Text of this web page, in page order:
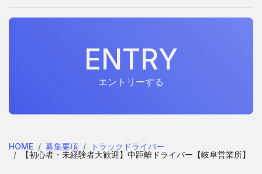
ENTRY
ENTRY
エントリーする
HOME 募集要項
トラックドライバー
【初心者・未経験者大歓迎】中距離ドライバー【岐阜営業所】